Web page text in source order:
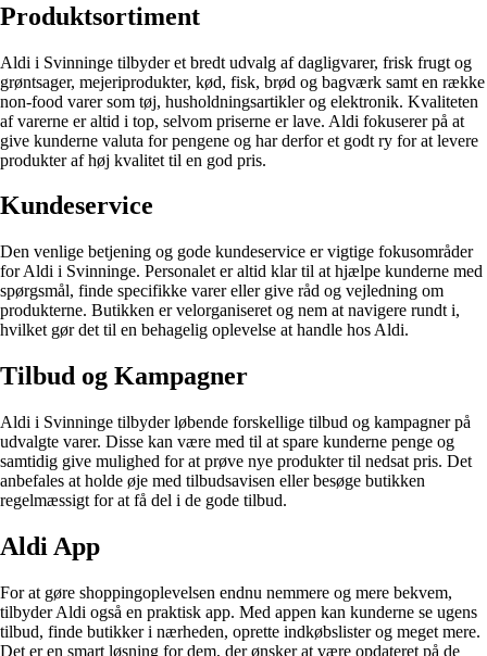
Produktsortiment
Aldi i Svinninge tilbyder et bredt udvalg af dagligvarer, frisk frugt og
grøntsager, mejeriprodukter, kød, fisk, brød og bagværk samt en række
non-food varer som tøj, husholdningsartikler og elektronik. Kvaliteten
af varerne er altid i top, selvom priserne er lave. Aldi fokuserer på at
give kunderne valuta for pengene og har derfor et godt ry for at levere
produkter af høj kvalitet til en god pris.
Kundeservice
Den venlige betjening og gode kundeservice er vigtige fokusområder
for Aldi i Svinninge. Personalet er altid klar til at hjælpe kunderne med
spørgsmål, finde specifikke varer eller give råd og vejledning om
produkterne. Butikken er velorganiseret og nem at navigere rundt i,
hvilket gør det til en behagelig oplevelse at handle hos Aldi.
Tilbud og Kampagner
Aldi i Svinninge tilbyder løbende forskellige tilbud og kampagner på
udvalgte varer. Disse kan være med til at spare kunderne penge og
samtidig give mulighed for at prøve nye produkter til nedsat pris. Det
anbefales at holde øje med tilbudsavisen eller besøge butikken
regelmæssigt for at få del i de gode tilbud.
Aldi App
For at gøre shoppingoplevelsen endnu nemmere og mere bekvem,
tilbyder Aldi også en praktisk app. Med appen kan kunderne se ugens
tilbud, finde butikker i nærheden, oprette indkøbslister og meget mere.
Det er en smart løsning for dem, der ønsker at være opdateret på de